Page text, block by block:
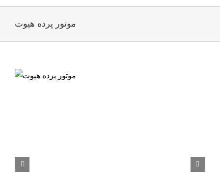
موتور پرده هیوت
 